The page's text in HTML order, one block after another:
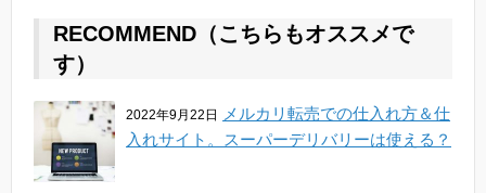
RECOMMEND（こちらもオススメで
す）
2022年9月22日
メルカリ転売での仕入れ方＆仕
入れサイト。スーパーデリバリーは使える？